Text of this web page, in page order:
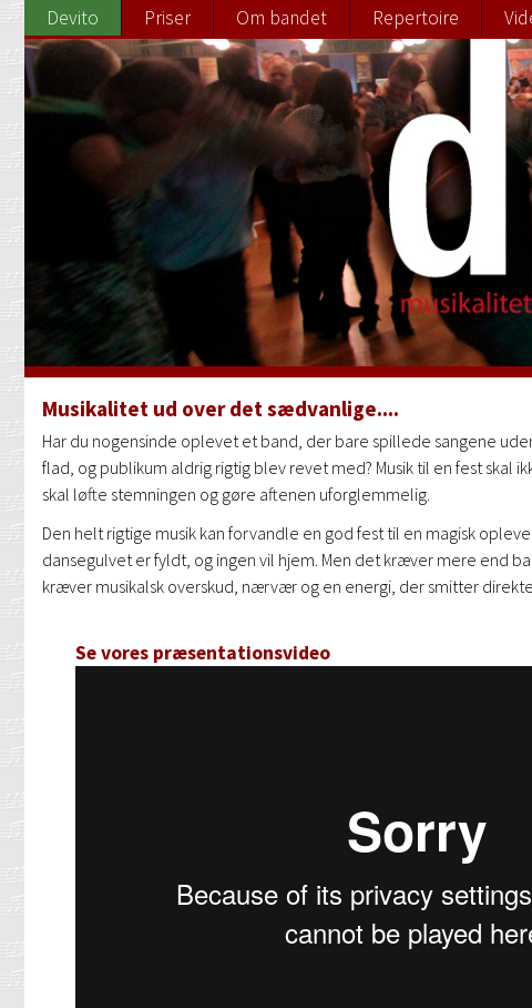
Devito Priser Om bandet Repertoire
Musikalitet ud over det sædvanlige....
Har du nogensinde oplevet et band, der bare spillede sangene
flad, og publikum aldrig rigtig blev revet med? Musik til en fest skal
skal løfte stemningen og gøre aftenen uforglemmelig.
Den helt rigtige musik kan forvandle en god fest til en magisk
dansegulvet er fyldt, og ingen vil hjem. Men det kræver mere end
kræver musikalsk overskud, nærvær og en energi, der smitter
Se vores præsentationsvideo